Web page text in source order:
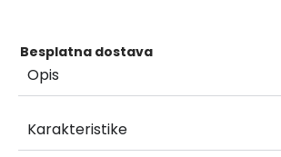
Besplatna dostava
Opis
Karakteristike